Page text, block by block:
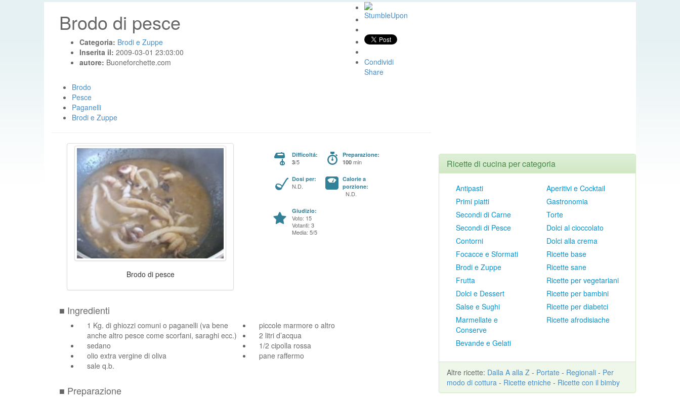
Brodo di pesce
Categoria: Brodi e Zuppe
Inserita il: 2009-03-01 23:03:00
autore: Buoneforchette.com
Condividi
Share
Brodo
Pesce
Paganelli
Brodi e Zuppe
Brodo di pesce
Difficoltá:
3/5
Preparazione:
100 min
Dosi per:
N.D.
Calorie a
porzione:
N.D.
Giudizio:
Voto: 15
Votanti: 3
Media: 5/5
■ Ingredienti
1 Kg. di ghiozzi comuni o paganelli (va bene
anche altro pesce come scorfani, saraghi ecc.)
piccole marmore o altro
2 litri d’acqua
sedano
1/2 cipolla rossa
olio extra vergine di oliva
pane raffermo
sale q.b.
■ Preparazione
Ricette di cucina per categoria
Antipasti
Primi piatti
Secondi di Carne
Secondi di Pesce
Contorni
Focacce e Sformati
Brodi e Zuppe
Frutta
Dolci e Dessert
Salse e Sughi
Marmellate e
Conserve
Bevande e Gelati
Aperitivi e Cocktail
Gastronomia
Torte
Dolci al cioccolato
Dolci alla crema
Ricette base
Ricette sane
Ricette per vegetariani
Ricette per bambini
Ricette per diabetci
Ricette afrodisiache
Altre ricette: Dalla A alla Z - Portate - Regionali - Per
modo di cottura - Ricette etniche - Ricette con il bimby